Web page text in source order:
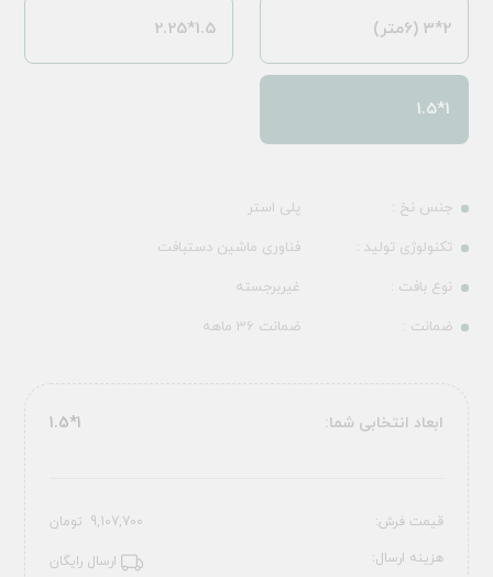
جنس نخ :
پلی استر
تکنولوژی تولید :
فناوری ماشین دستبافت
نوع بافت :
غیربرجسته
ضمانت :
ضمانت 36 ماهه
2*3 (6متر) 1.5*2.25
1*1.5
ابعاد انتخابی شما: 1*1.5
قیمت فرش: 9,107,700 تومان
هزینه ارسال:
ارسال رایگان